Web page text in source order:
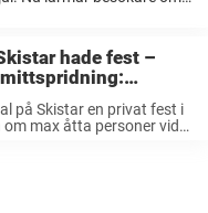
hade fest –
allvaret”
på Skistar en privat fest i
max åtta personer vid